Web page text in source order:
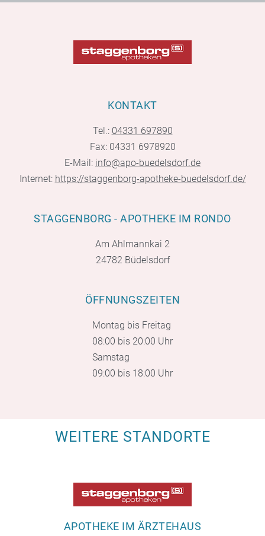
KONTAKT
Tel.: 04331 697890
Fax: 04331 6978920
E-Mail: info@apo-buedelsdorf.de
Internet: https://staggenborg-apotheke-buedelsdorf.de/
STAGGENBORG - APOTHEKE IM RONDO
Am Ahlmannkai 2
24782 Büdelsdorf
ÖFFNUNGSZEITEN
Montag bis Freitag
08:00 bis 20:00 Uhr
Samstag
09:00 bis 18:00 Uhr
WEITERE STANDORTE
APOTHEKE IM ÄRZTEHAUS